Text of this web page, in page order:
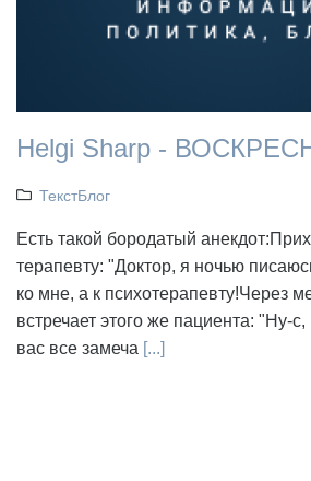
Helgi Sharp -
ТекстБлог
Есть такой бородатый
терапевту: "Доктор, я ночью
ко мне, а к психотерапевту!Через
встречает этого же пациента: "Ну-
вас все замеча [...]